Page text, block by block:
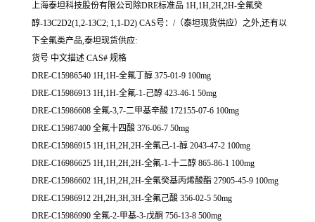
上海泰坦科技股份有限公司除DRE标准品 1H,1H,2H,2H-全氟癸
醇-13C2D2(1,2-13C2; 1,1-D2) CAS号：/（泰坦现货供应）之外,还有以
下全氟类产品,泰坦现货供应:
货号 中文描述 CAS# 规格
DRE-C15986540 1H,1H-全氟丁醇 375-01-9 100mg
DRE-C15986913 1H,1H-全氟-1-己醇 423-46-1 50mg
DRE-C15986608 全氟-3,7-二甲基辛酸 172155-07-6 100mg
DRE-C15987400 全氟十四酸 376-06-7 50mg
DRE-C15986915 1H,1H,2H,2H-全氟己-1-醇 2043-47-2 100mg
DRE-C16986625 1H,1H,2H,2H-全氟-1-十二醇 865-86-1 100mg
DRE-C15986602 1H,1H,2H,2H-全氟癸基丙烯酸酯 27905-45-9 100mg
DRE-C15986912 2H,2H,3H,3H-全氟己酸 356-02-5 50mg
DRE-C15986990 全氟-2-甲基-3-戊酮 756-13-8 500mg